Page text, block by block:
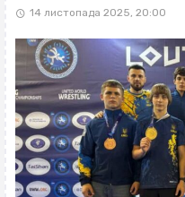
14 листопада 2025, 20:00